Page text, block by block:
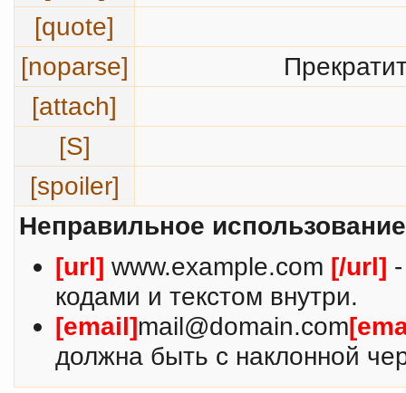
[quote]
[noparse]
[attach]
[S]
[spoiler]
Неправильное
[url] www.example.com [/url]
кодами и текстом внутри.
[email]mail@domain.com
должна быть с наклонной